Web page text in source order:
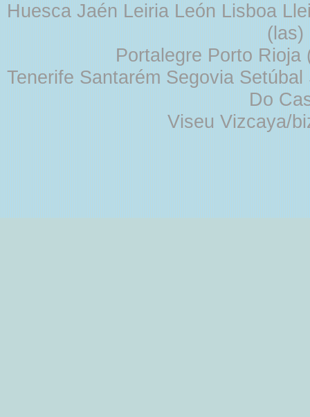
Huesca Jaén Leiria León Lisboa
Portalegre Porto
Tenerife Santarém Segovia
Do
Viseu Vizcaya/